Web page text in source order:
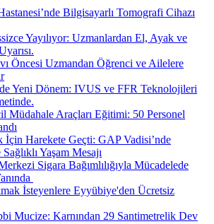
Bilgisayarlı Tomografi Cihazı
Yayılıyor: Uzmanlardan El, Ayak ve
Öncesi Uzmandan Öğrenci ve Ailelere
Yeni Dönem: IVUS ve FFR Teknolojileri
Müdahale Araçları Eğitimi: 50 Personel
İçin Harekete Geçti: GAP Vadisi’nde
Yaşam Mesajı
Sigara Bağımlılığıyla Mücadelede
İsteyenlere Eyyübiye'den Ücretsiz
Mucize: Karnından 29 Santimetrelik Dev